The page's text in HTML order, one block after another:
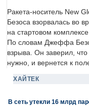
Ракета-носитель New
Безоса взорвалась во
на стартовом
По словам Джеффа
взрыва. Он заверил,
нужно, и вернется к
ХАЙТЕК
В сеть утекли 16 млрд